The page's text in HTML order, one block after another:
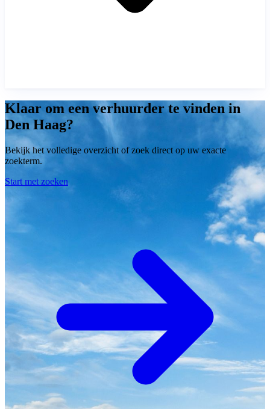
Klaar om een verhuurder te vinden in
Den Haag?
Bekijk het volledige overzicht of zoek direct op uw exacte
zoekterm.
Start met zoeken